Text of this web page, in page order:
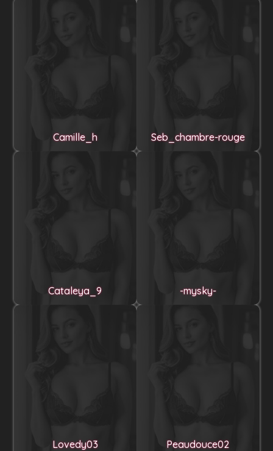
Camille_h Seb_chambre-rouge
Cataleya_9 -mysky-
Lovedy03 Peaudouce02